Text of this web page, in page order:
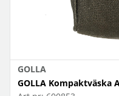
GOLLA
GOLLA Kompaktväska